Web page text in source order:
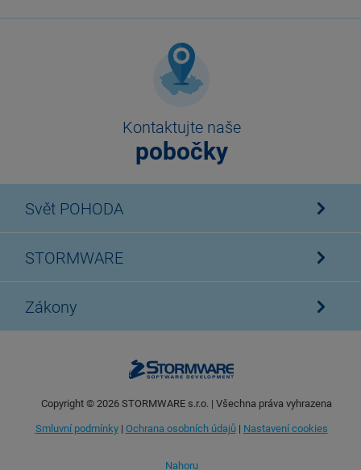
Kontaktujte naše
pobočky
Svět POHODA
STORMWARE
Zákony
Copyright © 2026STORMWARE s.r.o. | Všechna práva vyhrazena
Smluvní podmínky| Ochrana osobních údajů| Nastavení cookies
Nahoru